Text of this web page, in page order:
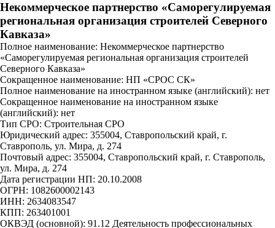
Некоммерческое партнерство «Саморегулируемая
региональная организация строителей Северного
Кавказа»
Полное наименование: Некоммерческое партнерство
«Саморегулируемая региональная организация строителей
Северного Кавказа»
Сокращенное наименование: НП «СРОС СК»
Полное наименование на иностранном языке (английский): нет
Сокращенное наименование на иностранном языке
(английский): нет
Тип СРО: Строительная СРО
Юридический адрес: 355004, Ставропольский край, г.
Ставрополь, ул. Мира, д. 274
Почтовый адрес: 355004, Ставропольский край, г. Ставрополь,
ул. Мира, д. 274
Дата регистрации НП: 20.10.2008
ОГРН: 1082600002143
ИНН: 2634083547
КПП: 263401001
ОКВЭД (основной): 91.12 Деятельность профессиональных